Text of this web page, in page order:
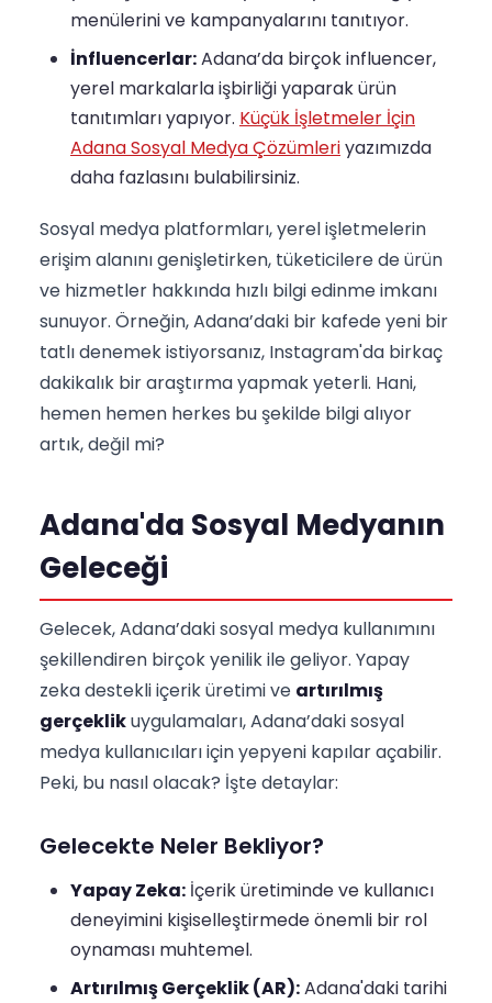
menülerini ve kampanyalarını tanıtıyor.
İnfluencerlar:Adana’da birçok influencer,
yerel markalarla işbirliği yaparak ürün
tanıtımları yapıyor. Küçük İşletmeler İçin
Adana Sosyal Medya Çözümleriyazımızda
daha fazlasını bulabilirsiniz.
Sosyal medya platformları, yerel işletmelerin
erişim alanını genişletirken, tüketicilere de ürün
ve hizmetler hakkında hızlı bilgi edinme imkanı
sunuyor. Örneğin, Adana’daki bir kafede yeni bir
tatlı denemek istiyorsanız, Instagram'da birkaç
dakikalık bir araştırma yapmak yeterli. Hani,
hemen hemen herkes bu şekilde bilgi alıyor
artık, değil mi?
Adana'da Sosyal Medyanın
Geleceği
Gelecek, Adana’daki sosyal medya kullanımını
şekillendiren birçok yenilik ile geliyor. Yapay
zeka destekli içerik üretimi ve artırılmış
gerçeklikuygulamaları, Adana’daki sosyal
medya kullanıcıları için yepyeni kapılar açabilir.
Peki, bu nasıl olacak? İşte detaylar:
Gelecekte Neler Bekliyor?
Yapay Zeka: İçerik üretiminde ve kullanıcı
deneyimini kişiselleştirmede önemli bir rol
oynaması muhtemel.
Artırılmış Gerçeklik (AR):Adana'daki tarihi